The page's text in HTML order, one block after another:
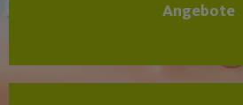
Angebote